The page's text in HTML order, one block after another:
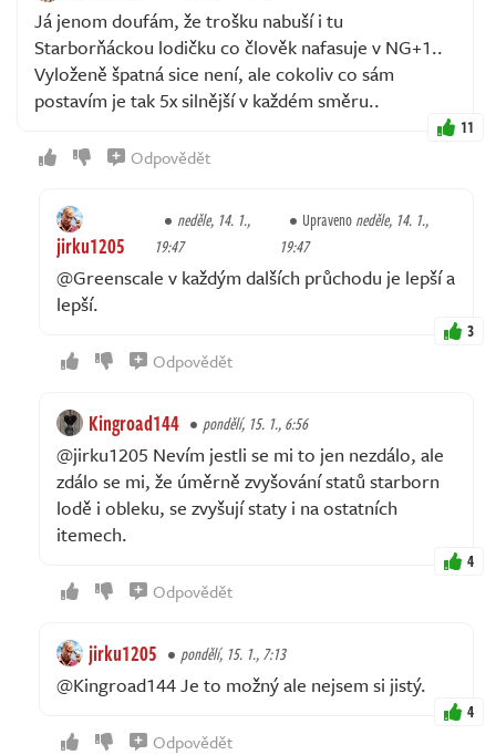
Já jenom doufám, že trošku nabuší i tu
Starborňáckou lodičku co člověk nafasuje v NG+1..
Vyloženě špatná sice není, ale cokoliv co sám
postavím je tak 5x silnější v každém směru..
11
Odpovědět
jirku1205
neděle, 14. 1.,
19:47
Upravenoneděle, 14. 1.,
19:47
@Greenscale v každým dalších průchodu je lepší a
lepší.
3
Odpovědět
Kingroad144 pondělí, 15. 1., 6:56
@jirku1205 Nevím jestli se mi to jen nezdálo, ale
zdálo se mi, že úměrně zvyšování statů starborn
lodě i obleku, se zvyšují staty i na ostatních
itemech.
4
Odpovědět
jirku1205 pondělí, 15. 1., 7:13
@Kingroad144 Je to možný ale nejsem si jistý.
4
Odpovědět